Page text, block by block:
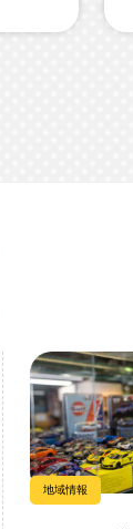
地域情報